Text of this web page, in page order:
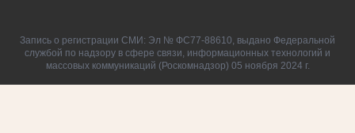
Запись о регистрации СМИ: Эл № ФС77-88610, выдано Федеральной
службой по надзору в сфере связи, информационных технологий и
массовых коммуникаций (Роскомнадзор) 05 ноября 2024 г.